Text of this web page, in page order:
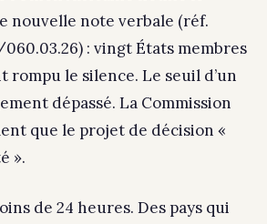
nouvelle note verbale (réf.
: vingt États membres
rompu le silence. Le seuil d’un
dépassé. La Commission
que le projet de décision «
».
de 24 heures. Des pays qui